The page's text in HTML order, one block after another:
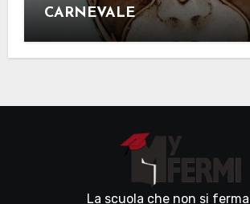
CARNEVALE
La scuola che non si